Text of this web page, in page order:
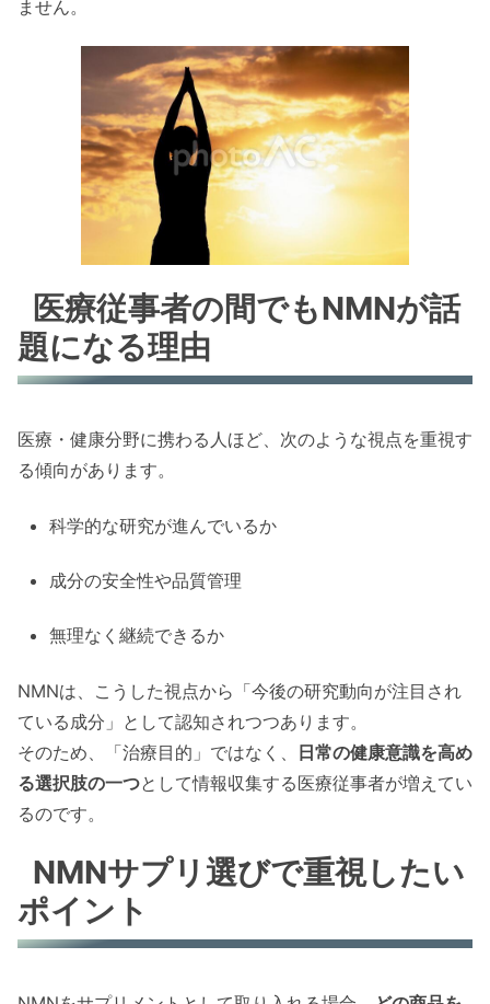
ません。
医療従事者の間でもNMNが話
題になる理由
医療・健康分野に携わる人ほど、次のような視点を重視す
る傾向があります。
科学的な研究が進んでいるか
成分の安全性や品質管理
無理なく継続できるか
NMNは、こうした視点から「今後の研究動向が注目され
ている成分」として認知されつつあります。
そのため、「治療目的」ではなく、 日常の健康意識を高め
る選択肢の一つとして情報収集する医療従事者が増えてい
るのです。
NMNサプリ選びで重視したい
ポイント